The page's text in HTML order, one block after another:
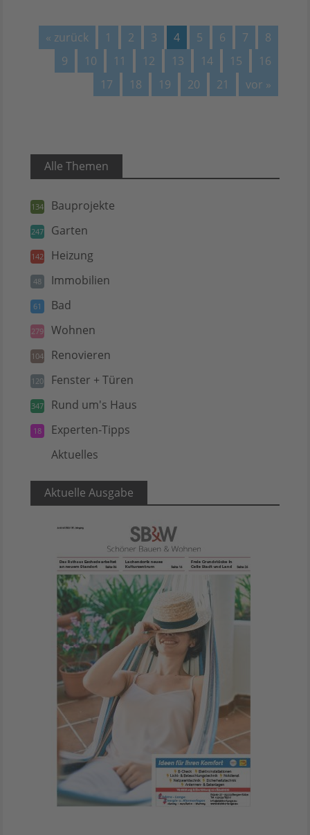
« zurück 1 2 3 4 5 6 7
8
9
10 11 12 13 14 15
16
17
18 19 20 21 vor »
Alle Themen
134 Bauprojekte
247 Garten
142 Heizung
48 Immobilien
61 Bad
279 Wohnen
104 Renovieren
120 Fenster + Türen
347 Rund um's Haus
18 Experten-Tipps
Aktuelles
Aktuelle Ausgabe